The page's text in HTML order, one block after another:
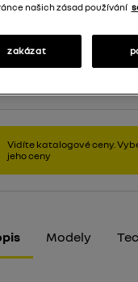
1
Vidíte katalogové ceny.
jeho ceny
Modely
našich zásad používání
zakázat